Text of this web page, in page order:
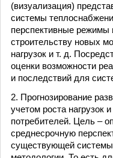
(визуализация)
системы
перспективные режимы
строительству новых
нагрузок и т. д.
оценки возможности
и последствий для
2. Прогнозирование
учетом роста нагрузок
потребителей. Цель –
среднесрочную
существующей системы